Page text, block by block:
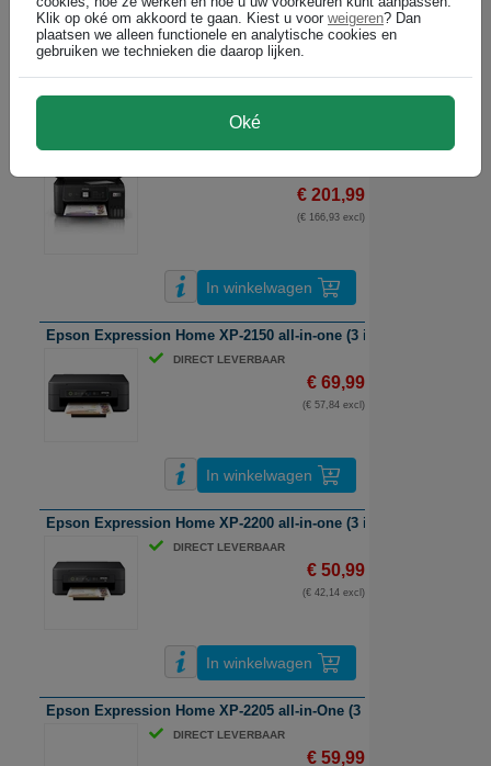
€ 181,99
(€ 150,41 excl)
In winkelwagen
Epson EcoTank ET-2870 all-in-one (3 in 1) Inkjetprinter | A4 |
€ 201,99
(€ 166,93 excl)
In winkelwagen
Epson Expression Home XP-2150 all-in-one (3 in 1) Inkjetprinter
DIRECT LEVERBAAR
€ 69,99
(€ 57,84 excl)
In winkelwagen
Epson Expression Home XP-2200 all-in-one (3 in 1) Inkjetprinter
DIRECT LEVERBAAR
€ 50,99
(€ 42,14 excl)
In winkelwagen
Epson Expression Home XP-2205 all-in-One (3 in 1) Inkjetprinter
DIRECT LEVERBAAR
€ 59,99
Klik op oké om akkoord te gaan. Kiest u voor weigeren? Dan
plaatsen we alleen functionele en analytische cookies en
gebruiken we technieken die daarop lijken.
Oké